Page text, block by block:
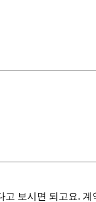
보시면 되고요.